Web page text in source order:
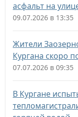
асфальт на
09.07.2026 в 13:35
Жители
Кургана скоро
07.07.2026 в 09:35
В Кургане